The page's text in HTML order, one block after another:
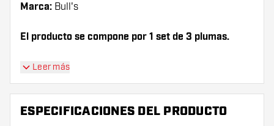
Marca: Bull's
El producto se compone por 1 set de 3 plumas.
¡Consejo de Dartshopper!
Asegúrate de tener suficientes plumas y cañas.
Estas pueden dañarse o romperse con el uso.
Leer más
ESPECIFICACIONES DEL PRODUCTO